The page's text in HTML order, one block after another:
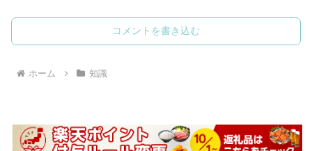
コメントを書き込む
ホーム 知識